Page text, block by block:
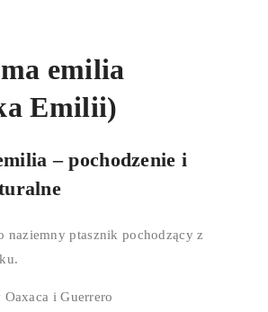
emilia
Emilii)
– pochodzenie i
naziemny ptasznik pochodzący z
i Guerrero